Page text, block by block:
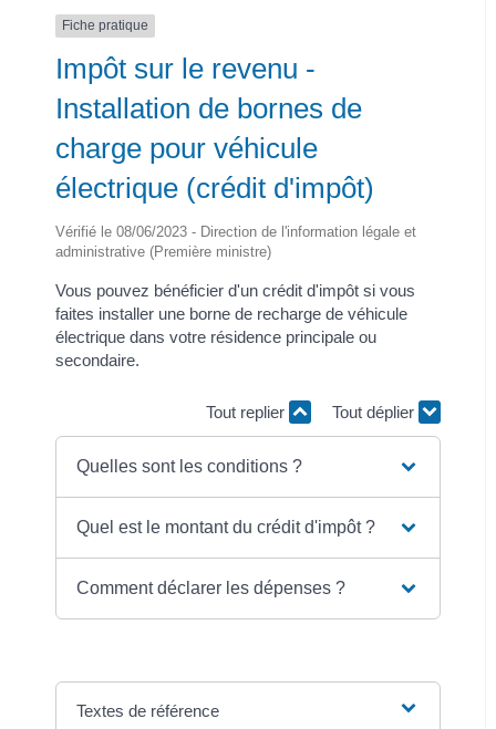
Fiche pratique
Impôt sur le revenu -
Installation de bornes de
charge pour véhicule
électrique (crédit d'impôt)
Vérifié le 08/06/2023 - Direction de l'information légale et
administrative (Première ministre)
Vous pouvez bénéficier d'un crédit d'impôt si vous
faites installer une borne de recharge de véhicule
électrique dans votre résidence principale ou
secondaire.
Tout replier Tout déplier
Quelles sont les conditions ?
Quel est le montant du crédit d'impôt ?
Comment déclarer les dépenses ?
Textes de référence